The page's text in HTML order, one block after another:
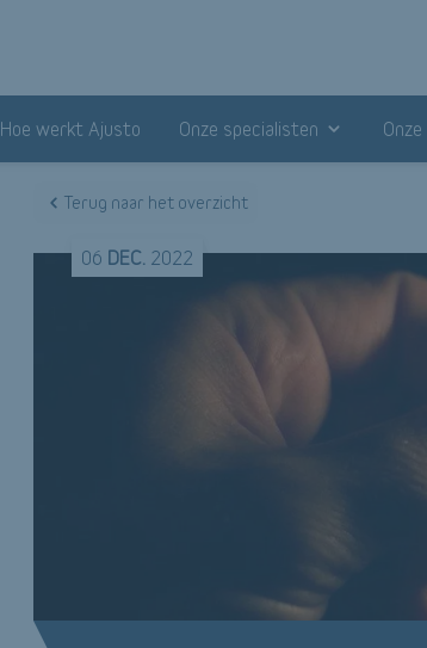
Hoe werkt Ajusto Onze specialisten
Terug naar het overzicht
06 DEC. 2022